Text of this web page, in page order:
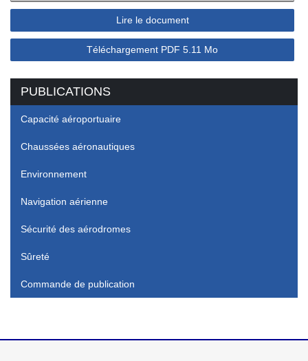
PUBLICATIONS
Capacité aéroportuaire
Chaussées aéronautiques
Environnement
Navigation aérienne
Sécurité des aérodromes
Sûreté
Commande de publication
Lire le document
Téléchargement PDF 5.11 Mo